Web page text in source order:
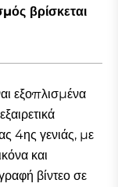
βρίσκεται
εξοπλισμένα
4ης γενιάς, με
και
βίντεο σε